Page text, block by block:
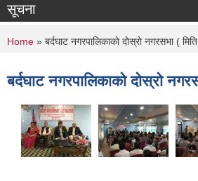
सूचना
You are here
Home » बर्दघाट नगरपालिकाकाे दाेस्राे नगरसभा (
बर्दघाट नगरपालिकाकाे दाेस्राे